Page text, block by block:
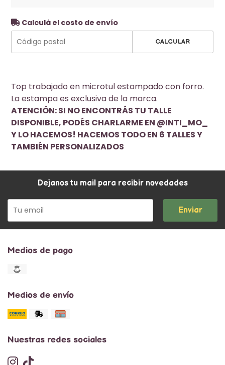
Calculá el costo de envío
CALCULAR
Top trabajado en microtul estampado con forro.
La estampa es exclusiva de la marca.
ATENCIÓN: SI NO ENCONTRÁS TU TALLE
DISPONIBLE, PODÉS CHARLARME EN @INTI_MO_
Y LO HACEMOS! HACEMOS TODO EN 6 TALLES Y
TAMBIÉN PERSONALIZADOS
Dejanos tu mail para recibir novedades
Enviar
Medios de pago
Medios de envío
Nuestras redes sociales